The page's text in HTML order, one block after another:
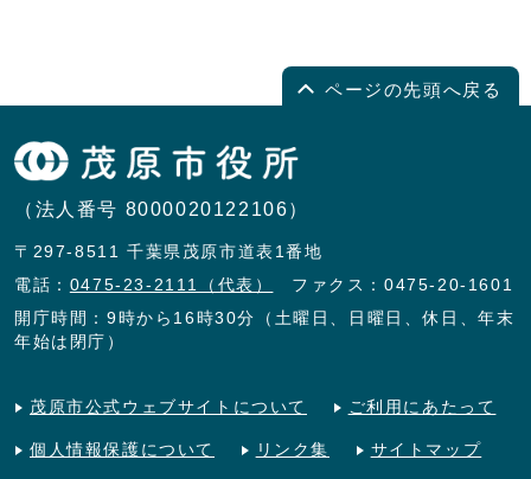
ページの先頭へ戻る
（法人番号 8000020122106）
〒297-8511 千葉県茂原市道表1番地
電話： 0475-23-2111（代表）
ファクス：0475-20-1601
開庁時間：9時から16時30分（土曜日、日曜日、休日、年末
年始は閉庁）
茂原市公式ウェブサイトについて ご利用にあたって
個人情報保護について リンク集 サイトマップ